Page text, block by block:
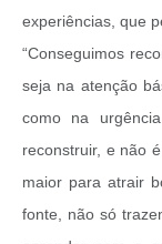
experiências, que
“Conseguimos
seja na atenção
como na
reconstruir, e não
maior para atrair
fonte, não só